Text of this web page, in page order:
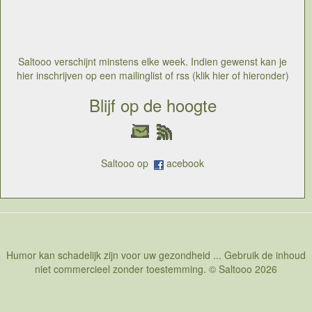
Saltooo verschijnt minstens elke week. Indien gewenst kan je
hier inschrijven op een mailinglist of rss (klik hier of hieronder)
Blijf op de hoogte
Saltooo op acebook
Humor kan schadelijk zijn voor uw gezondheid ... Gebruik de inhoud
niet commercieel zonder toestemming. © Saltooo 2026